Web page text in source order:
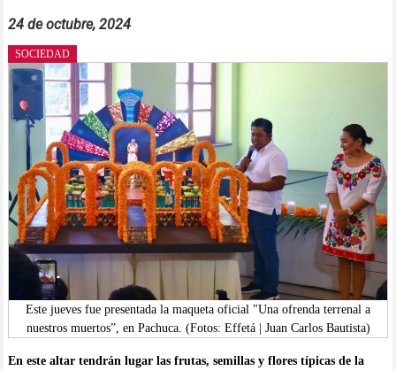
24 de octubre, 2024
Este jueves fue presentada la maqueta oficial "Una ofrenda terrenal a
nuestros muertos”, en Pachuca. (Fotos: Effetá | Juan Carlos Bautista)
SOCIEDAD
En este altar tendrán lugar las frutas, semillas y flores típicas de la